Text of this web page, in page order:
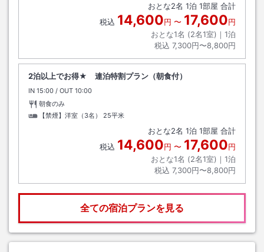
おとな2名 1泊 1部屋 合計
税込 14,600円 〜 17,600円
おとな1名 (2名1室)｜ 1泊
税込 7,300円〜8,800円
2泊以上でお得★ 連泊特割プラン（朝食付）
IN チェックイン
15:00 / OUT チェックアウト
10:00
朝食のみ
【禁煙】洋室（3名）
25平米
おとな2名 1泊 1部屋 合計
税込 14,600円 〜 17,600円
おとな1名 (2名1室)｜ 1泊
税込 7,300円〜8,800円
全ての宿泊プランを見る